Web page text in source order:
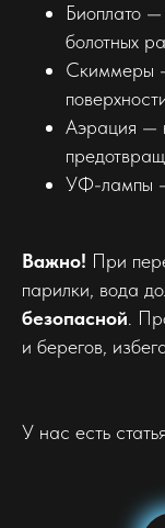
Биоплато —
болотных
Скиммеры
Аэрация —
УФ-лампы
Важно! При
парилки, вода
безопасной .
и берегов,
У нас есть